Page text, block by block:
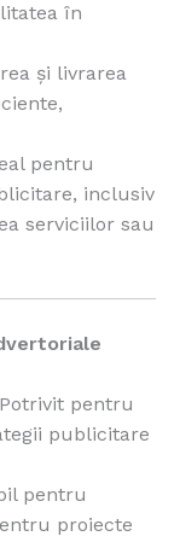
în
și livrarea
pentru
inclusiv
serviciilor sau
Potrivit pentru
publicitare
pentru
proiecte